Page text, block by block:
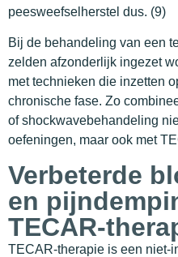
peesweefselherstel dus. (9)
Bij de behandeling van een
zelden afzonderlijk ingezet
met technieken die inzetten
chronische fase. Zo
of shockwavebehandeling
oefeningen, maar ook met
Verbeterde
en
TECAR-
TECAR-therapie is een niet-